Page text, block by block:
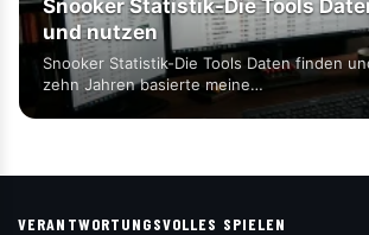
Snooker Statistik-Die Tools
und nutzen
Snooker Statistik-Die Tools Daten finden
zehn Jahren basierte meine…
VERANTWORTUNGSVOLLES SPIELEN